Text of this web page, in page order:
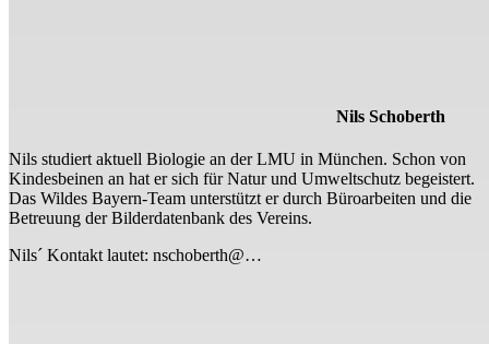
Nils Schoberth
Nils studiert aktuell Biologie an der LMU in München. Schon von
Kindesbeinen an hat er sich für Natur und Umweltschutz begeistert.
Das Wildes Bayern-Team unterstützt er durch Büroarbeiten und die
Betreuung der Bilderdatenbank des Vereins.
Nils´ Kontakt lautet: nschoberth@…